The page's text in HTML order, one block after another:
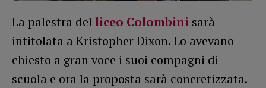
La palestra del liceo Colombini sarà
intitolata a Kristopher Dixon. Lo avevano
chiesto a gran voce i suoi compagni di
scuola e ora la proposta sarà concretizzata.